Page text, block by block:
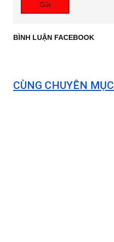
Gửi
BÌNH LUẬN FACEBOOK
CÙNG CHUYÊN MỤC